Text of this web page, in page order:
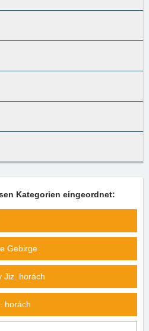
Kategorien eingeordnet:
Gebirge
Jiz. horách
horách